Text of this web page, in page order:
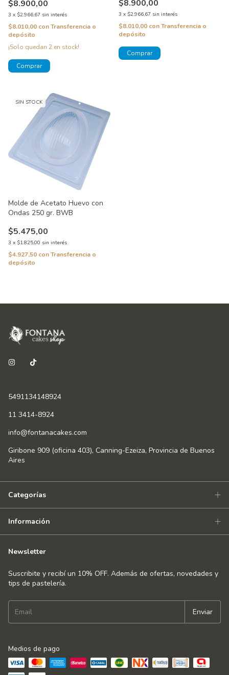
$8.900,00
3 x $2.966,67 sin interés
$8.010,00 conTransferencia o
depósito
¡Solo quedan 2 en stock!
$8.900,00
3 x $2.966,67 sin interés
$8.010,00 conTransferencia o
depósito
SIN STOCK
Molde de Acetato Huevo con
Ondas 250 gr. BWB
$5.475,00
3 x $1.825,00 sin interés
$4.927,50 conTransferencia o
depósito
5491134148924
11 3414-8924
info@fontanacakes.com
Giribone 909 (oficina 403), Canning-Ezeiza, Provincia de Buenos
Aires
Categorías
Información
Newsletter
Suscribite y recibí un 10% OFF. Además de ofertas, novedades y
tips de pastelería.
Medios de pago